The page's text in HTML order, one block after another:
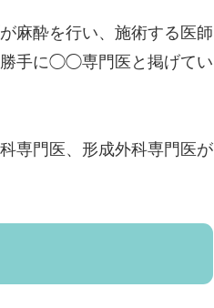
が麻酔を行い、施術する医師
勝手に◯◯専門医と掲げてい
専門医、形成外科専門医が